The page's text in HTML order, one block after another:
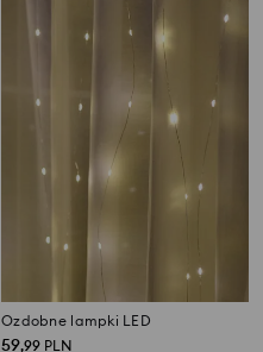
Ozdobne lampki LED
59,99 PLN